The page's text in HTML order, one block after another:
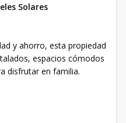
Solares
y ahorro, esta propiedad
espacios cómodos
disfrutar en familia.